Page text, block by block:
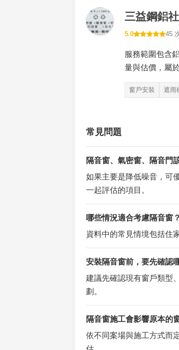
三益鋼鋁社
5.0 45
服務範圍包含
量與估價，屬
窗戶安裝 遮雨
常見問題
隔音窗、氣密窗、隔音門
如果主要是降低噪音，可
一起評估的項目。
哪些情況適合考慮隔音窗？
資料中的常見情境包括住
安裝隔音窗前，要先確認
建議先確認現有窗戶類型
劃。
隔音窗施工會影響原本的
依不同案場與施工方式而